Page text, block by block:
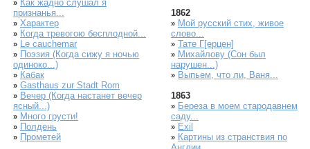
» Как жадно слушал я
признанья...
» Характер
» Когда тревогою бесплодной...
» Le cauchemar
» Поэзия (Когда сижу я ночью
одиноко...)
» Кабак
» Gasthaus zur Stadt Rom
» Вечер (Когда настанет вечер
ясный...)
» Много грусти!
» Полдень
» Прометей
1862
» Мой русский стих, живое
слово...
» Тате Г[ерцен]
» Михайлову (Сон был
нарушен...)
» Выпьем, что ли, Ваня...
1863
» Береза в моем стародавнем
саду...
» Exil
» Картины из странствия по